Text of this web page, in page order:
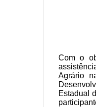
Com o
Agrário
Estadual